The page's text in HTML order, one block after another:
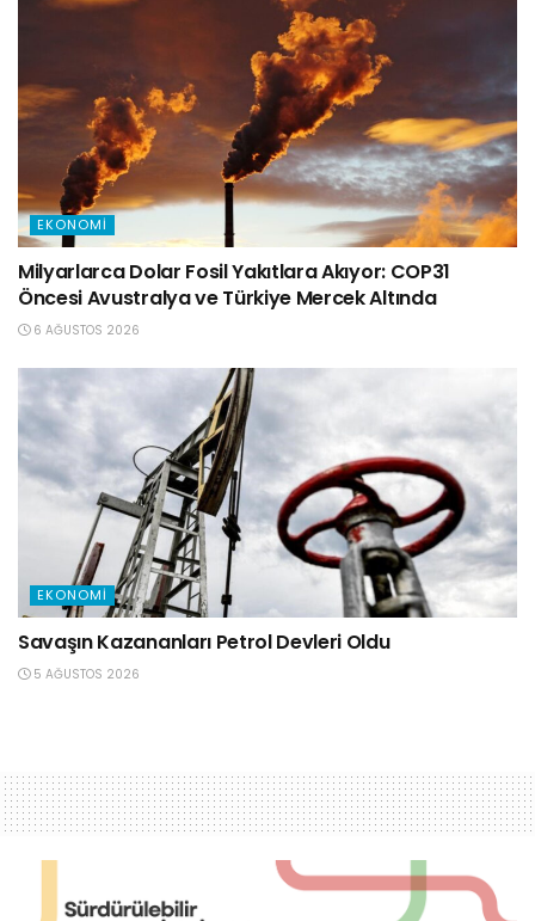
EKONOMI
Milyarlarca Dolar Fosil Yakıtlara Akıyor: COP31
Öncesi Avustralya ve Türkiye Mercek Altında
6 AĞUSTOS 2026
EKONOMI
Savaşın Kazananları Petrol Devleri Oldu
5 AĞUSTOS 2026